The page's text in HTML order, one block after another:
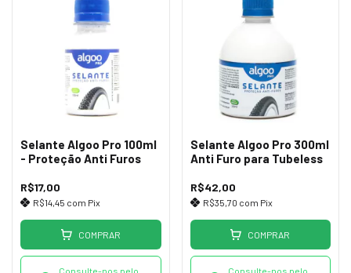
Selante Algoo Pro 100ml
- Proteção Anti Furos
R$17,00
R$14,45 com Pix
COMPRAR
Consulte-nos pelo
Selante Algoo Pro 300ml
Anti Furo para Tubeless
R$42,00
R$35,70 com Pix
COMPRAR
Consulte-nos pelo